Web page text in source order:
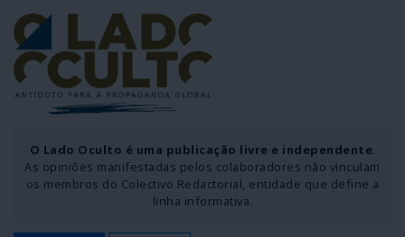
O Lado Oculto é uma publicação livre e independente.
As opiniões manifestadas pelos colaboradores não vinculam
os membros do Colectivo Redactorial, entidade que define a
linha informativa.